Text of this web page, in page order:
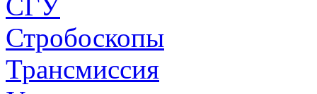
Стробоскопы
Трансмиссия